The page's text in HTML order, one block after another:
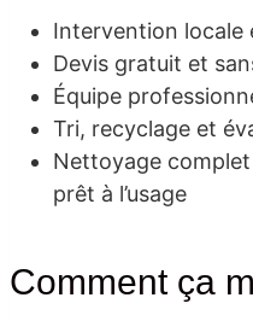
Intervention locale
Devis gratuit et
Équipe
Tri, recyclage et
Nettoyage
prêt à l’usage
Comment ça